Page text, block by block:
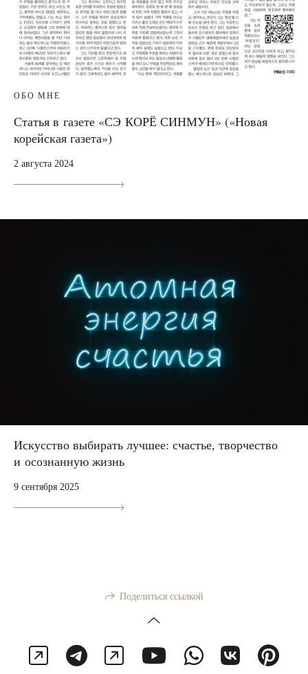
ОБО МНЕ
Статья в газете «СЭ КОРЁ СИНМУН» («Новая
корейская газета»)
2 августа 2024
Искусство выбирать лучшее: счастье, творчество
и осознанную жизнь
9 сентября 2025
Поделиться ссылкой